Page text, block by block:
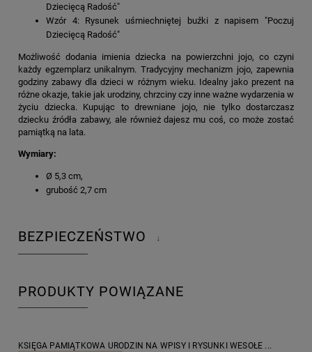
Dziecięcą Radość"
Wzór 4: Rysunek uśmiechniętej buźki z napisem "Poczuj
Dziecięcą Radość"
Możliwość dodania imienia dziecka na powierzchni jojo, co czyni
każdy egzemplarz unikalnym. Tradycyjny mechanizm jojo, zapewnia
godziny zabawy dla dzieci w różnym wieku. Idealny jako prezent na
różne okazje, takie jak urodziny, chrzciny czy inne ważne wydarzenia w
życiu dziecka. Kupując to drewniane jojo, nie tylko dostarczasz
dziecku źródła zabawy, ale również dajesz mu coś, co może zostać
pamiątką na lata.
Wymiary:
Ø 5,3 cm,
grubość 2,7 cm
BEZPIECZEŃSTWO ↓
PRODUKTY POWIĄZANE
KSIĘGA PAMIĄTKOWA URODZIN NA WPISY I RYSUNKI WESOŁE ...